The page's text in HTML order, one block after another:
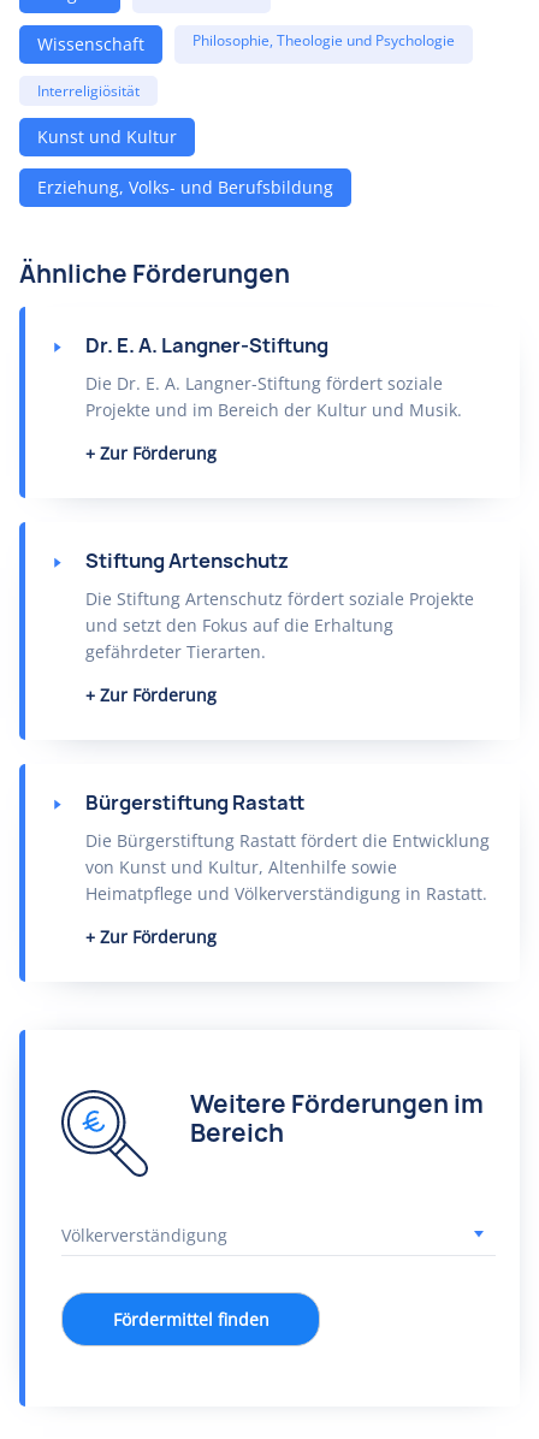
Wissenschaft Philosophie, Theologie und Psychologie
Interreligiösität
Kunst und Kultur
Erziehung, Volks- und Berufsbildung
Ähnliche Förderungen
Dr. E. A. Langner-Stiftung
Die Dr. E. A. Langner-Stiftung fördert soziale
Projekte und im Bereich der Kultur und Musik.
Zur Förderung
Stiftung Artenschutz
Die Stiftung Artenschutz fördert soziale Projekte
und setzt den Fokus auf die Erhaltung
gefährdeter Tierarten.
Zur Förderung
Bürgerstiftung Rastatt
Die Bürgerstiftung Rastatt fördert die Entwicklung
von Kunst und Kultur, Altenhilfe sowie
Heimatpflege und Völkerverständigung in Rastatt.
Zur Förderung
Weitere Förderungen im
Bereich
Fördermittel finden